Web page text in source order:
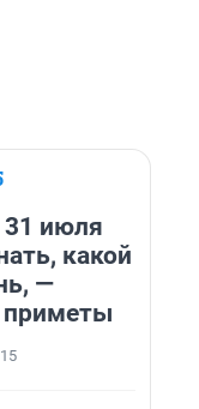
31 июля
какой
—
15